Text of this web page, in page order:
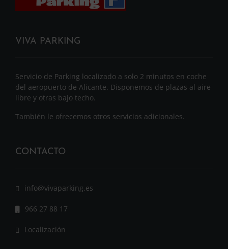
VIVA PARKING
Servicio de Parking localizado a solo 2 minutos en coche
del aeropuerto de Alicante. Disponemos de plazas al aire
libre y otras bajo techo.
También le ofrecemos otros servicios adicionales.
CONTACTO
info@vivaparking.es
966 27 88 17
Localización